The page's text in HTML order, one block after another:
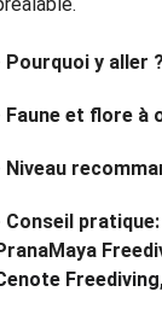
Pourquoi y aller ?
Faune et flore à
Niveau
Conseil pratique: